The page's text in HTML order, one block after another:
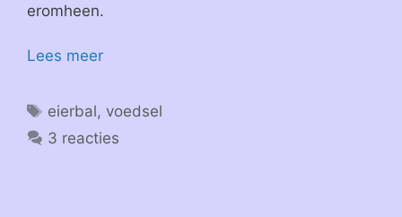
eromheen.
Lees meer
Tags
eierbal, voedsel
3 reacties